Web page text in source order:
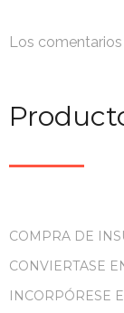
Los
COMPRA DE
CONVIERTASE
INCORPÓRESE